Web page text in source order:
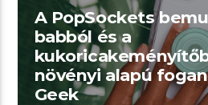
A PopSockets
babból és a
növényi alapú
Geek